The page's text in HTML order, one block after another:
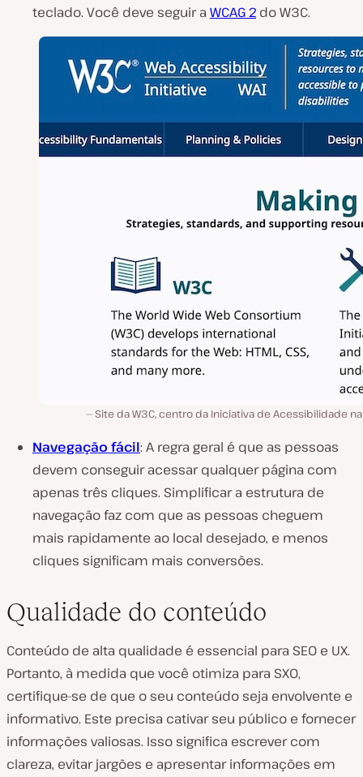
teclado. Você deve seguir a WCAG 2 do W3C.
Site da W3C, centro da Iniciativa de Acessibilidade na
Navegação fácil: A regra geral é que as pessoas
devem conseguir acessar qualquer página com
apenas três cliques. Simplificar a estrutura de
navegação faz com que as pessoas cheguem
mais rapidamente ao local desejado, e menos
cliques significam mais conversões.
Qualidade do conteúdo
Conteúdo de alta qualidade é essencial para SEO e UX.
Portanto, à medida que você otimiza para SXO,
certifique-se de que o seu conteúdo seja envolvente e
informativo. Este precisa cativar seu público e fornecer
informações valiosas. Isso significa escrever com
clareza, evitar jargões e apresentar informações em